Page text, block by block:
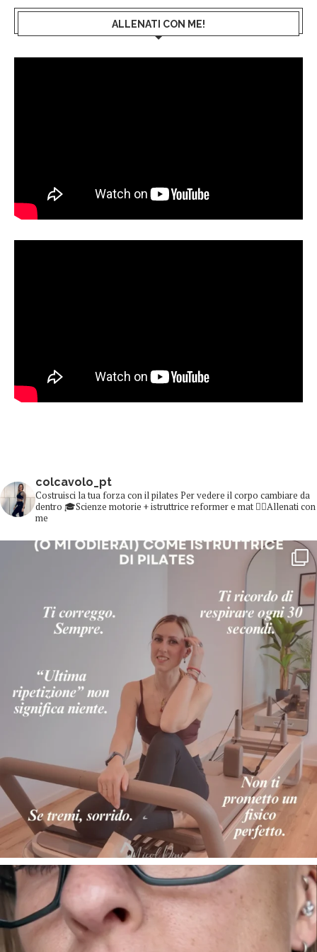
ALLENATI CON ME!
colcavolo_pt
Costruisci la tua forza con il pilates Per vedere il corpo cambiare da
dentro 🎓Scienze motorie + istruttrice reformer e mat 👇🏻Allenati con
me